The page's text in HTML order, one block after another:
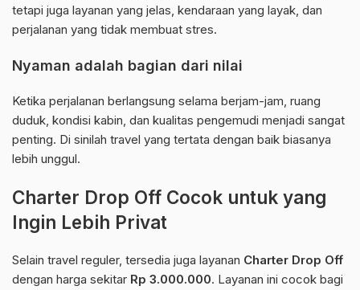
tetapi juga layanan yang jelas, kendaraan yang layak, dan
perjalanan yang tidak membuat stres.
Nyaman adalah bagian dari nilai
Ketika perjalanan berlangsung selama berjam-jam, ruang
duduk, kondisi kabin, dan kualitas pengemudi menjadi sangat
penting. Di sinilah travel yang tertata dengan baik biasanya
lebih unggul.
Charter Drop Off Cocok untuk yang
Ingin Lebih Privat
Selain travel reguler, tersedia juga layanan Charter Drop Off
dengan harga sekitar Rp 3.000.000. Layanan ini cocok bagi